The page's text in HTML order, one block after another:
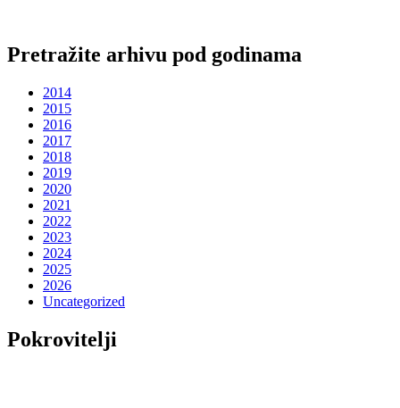
Pretražite arhivu pod godinama
2014
2015
2016
2017
2018
2019
2020
2021
2022
2023
2024
2025
2026
Uncategorized
Pokrovitelji